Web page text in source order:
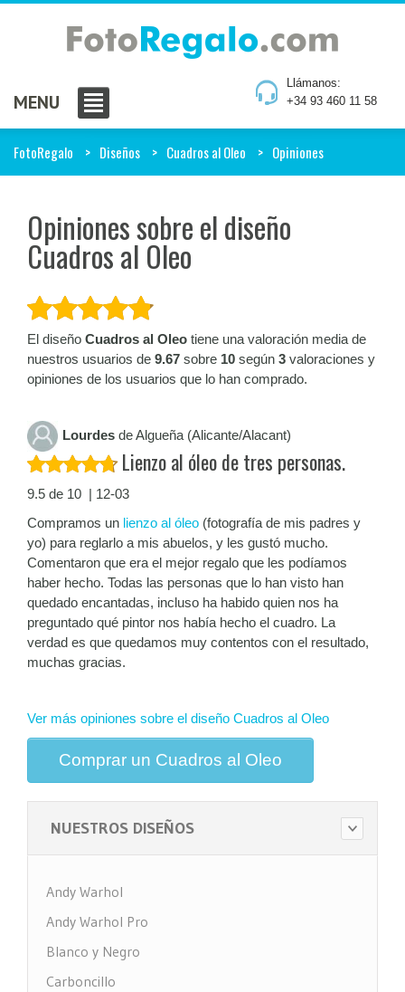
Llámanos:
+34 93 460 11 58
MENU
FotoRegalo Diseños Cuadros al Oleo Opiniones
Opiniones sobre el diseño
Cuadros al Oleo
El diseño Cuadros al Oleo tiene una valoración media de
nuestros usuarios de 9.67 sobre 10 según 3 valoraciones y
opiniones de los usuarios que lo han comprado.
Lourdes de Algueña (Alicante/Alacant)
Lienzo al óleo de tres personas.
9.5 de 10 | 12-03
Compramos un lienzo al óleo (fotografía de mis padres y
yo) para reglarlo a mis abuelos, y les gustó mucho.
Comentaron que era el mejor regalo que les podíamos
haber hecho. Todas las personas que lo han visto han
quedado encantadas, incluso ha habido quien nos ha
preguntado qué pintor nos había hecho el cuadro. La
verdad es que quedamos muy contentos con el resultado,
muchas gracias.
Ver más opiniones sobre el diseño Cuadros al Oleo
Comprar un Cuadros al Oleo
NUESTROS DISEÑOS
Andy Warhol
Andy Warhol Pro
Blanco y Negro
Carboncillo